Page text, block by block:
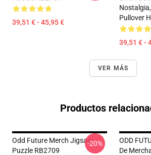
39,51 € - 45,95 €
Pullover
39,51 € -
VER MÁS
Productos
Odd Future Merch Jigsaw
Puzzle RB2709
-20%
ODD
De